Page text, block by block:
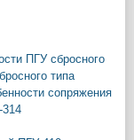
ПГУ сбросного
типа
сопряжения
314